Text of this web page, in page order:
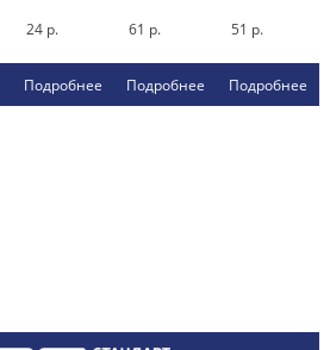
24 р.
Подробнее
61 р.
Подробнее
51 р.
Подробнее